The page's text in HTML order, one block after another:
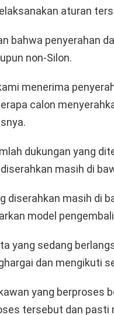
aturan
bahwa penyerahan
non-Silon.
menerima
calon
dukungan yang
masih di
diserahkan masih di
model
yang sedang
dan mengikuti
yang berproses
tersebut dan pasti